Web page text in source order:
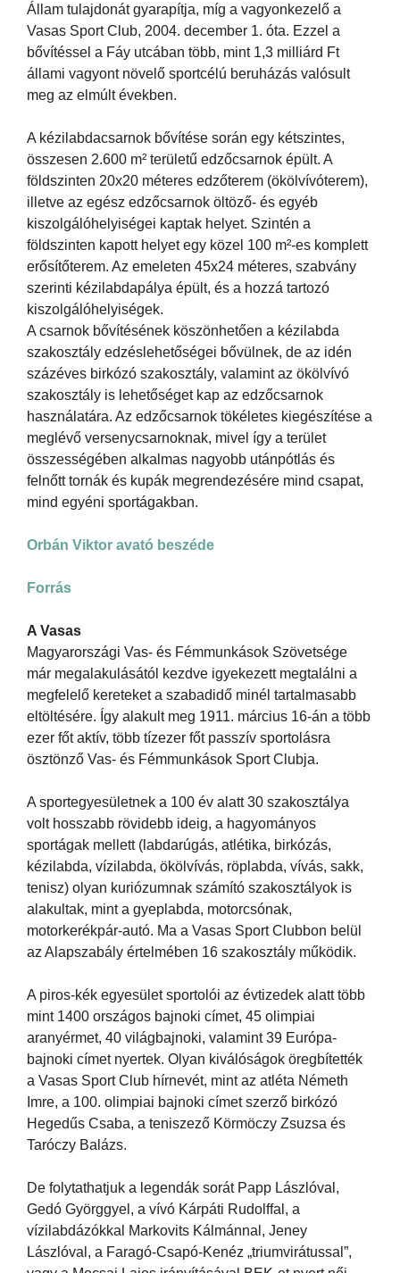
Állam tulajdonát gyarapítja, míg a vagyonkezelő a
Vasas Sport Club, 2004. december 1. óta. Ezzel a
bővítéssel a Fáy utcában több, mint 1,3 milliárd Ft
állami vagyont növelő sportcélú beruházás valósult
meg az elmúlt években.
A kézilabdacsarnok bővítése során egy kétszintes,
összesen 2.600 m² területű edzőcsarnok épült. A
földszinten 20x20 méteres edzőterem (ökölvívóterem),
illetve az egész edzőcsarnok öltöző- és egyéb
kiszolgálóhelyiségei kaptak helyet. Szintén a
földszinten kapott helyet egy közel 100 m²-es komplett
erősítőterem. Az emeleten 45x24 méteres, szabvány
szerinti kézilabdapálya épült, és a hozzá tartozó
kiszolgálóhelyiségek.
A csarnok bővítésének köszönhetően a kézilabda
szakosztály edzéslehetőségei bővülnek, de az idén
százéves birkózó szakosztály, valamint az ökölvívó
szakosztály is lehetőséget kap az edzőcsarnok
használatára. Az edzőcsarnok tökéletes kiegészítése a
meglévő versenycsarnoknak, mivel így a terület
összességében alkalmas nagyobb utánpótlás és
felnőtt tornák és kupák megrendezésére mind csapat,
mind egyéni sportágakban.
Orbán Viktor avató beszéde
Forrás
A Vasas
Magyarországi Vas- és Fémmunkások Szövetsége
már megalakulásától kezdve igyekezett megtalálni a
megfelelő kereteket a szabadidő minél tartalmasabb
eltöltésére. Így alakult meg 1911. március 16-án a több
ezer főt aktív, több tízezer főt passzív sportolásra
ösztönző Vas- és Fémmunkások Sport Clubja.
A sportegyesületnek a 100 év alatt 30 szakosztálya
volt hosszabb rövidebb ideig, a hagyományos
sportágak mellett (labdarúgás, atlétika, birkózás,
kézilabda, vízilabda, ökölvívás, röplabda, vívás, sakk,
tenisz) olyan kuriózumnak számító szakosztályok is
alakultak, mint a gyeplabda, motorcsónak,
motorkerékpár-autó. Ma a Vasas Sport Clubbon belül
az Alapszabály értelmében 16 szakosztály működik.
A piros-kék egyesület sportolói az évtizedek alatt több
mint 1400 országos bajnoki címet, 45 olimpiai
aranyérmet, 40 világbajnoki, valamint 39 Európa-
bajnoki címet nyertek. Olyan kiválóságok öregbítették
a Vasas Sport Club hírnevét, mint az atléta Németh
Imre, a 100. olimpiai bajnoki címet szerző birkózó
Hegedűs Csaba, a teniszező Körmöczy Zsuzsa és
Taróczy Balázs.
De folytathatjuk a legendák sorát Papp Lászlóval,
Gedó Györggyel, a vívó Kárpáti Rudolffal, a
vízilabdázókkal Markovits Kálmánnal, Jeney
Lászlóval, a Faragó-Csapó-Kenéz „triumvirátussal”,